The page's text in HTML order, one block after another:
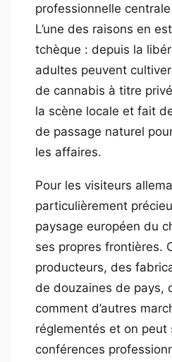
professionnelle
L’une des raisons en
tchèque : depuis la
adultes peuvent
de cannabis à titre
la scène locale et fait
de passage naturel
les affaires.
Pour les visiteurs
particulièrement
paysage européen du
ses propres frontières.
producteurs, des
de douzaines de pays,
comment d’autres
réglementés et on peut
conférences